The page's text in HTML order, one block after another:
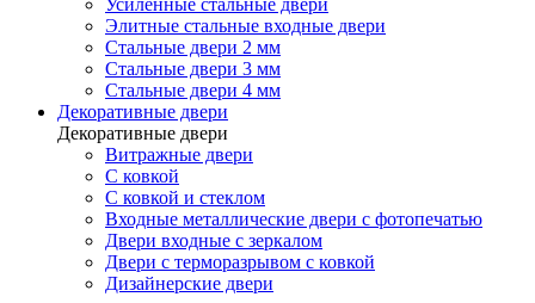
Усиленные стальные двери
Элитные стальные входные двери
Стальные двери 2 мм
Стальные двери 3 мм
Стальные двери 4 мм
Декоративные двери
Декоративные двери
Витражные двери
С ковкой
С ковкой и стеклом
Входные металлические двери с фотопечатью
Двери входные с зеркалом
Двери с терморазрывом с ковкой
Дизайнерские двери